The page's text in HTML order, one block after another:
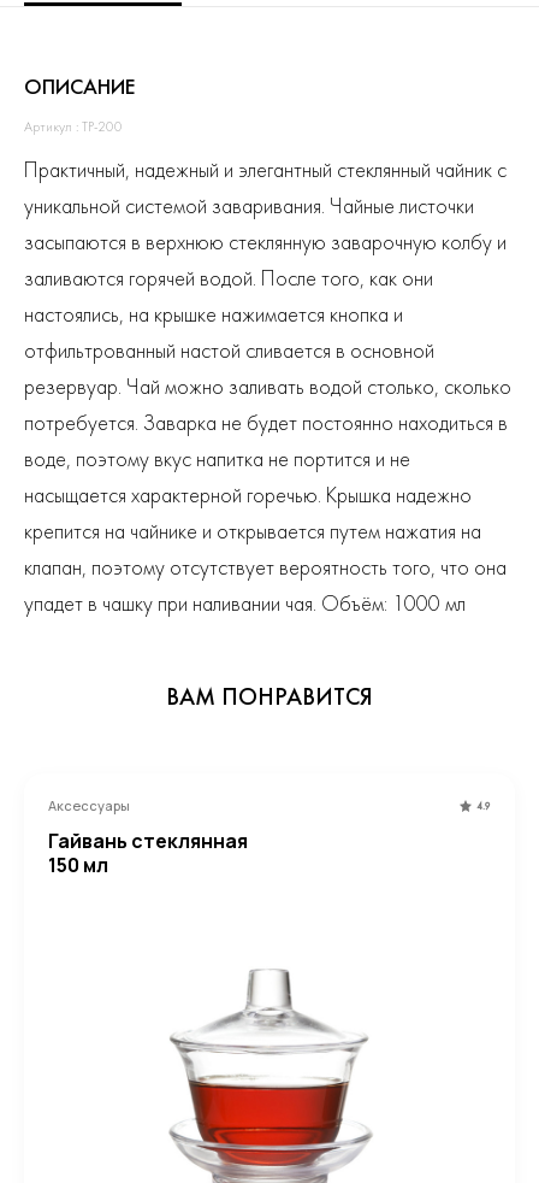
ОПИСАНИЕ
Артикул : ТР-200
Практичный, надежный и элегантный стеклянный чайник с
уникальной системой заваривания. Чайные листочки
засыпаются в верхнюю стеклянную заварочную колбу и
заливаются горячей водой. После того, как они
настоялись, на крышке нажимается кнопка и
отфильтрованный настой сливается в основной
резервуар. Чай можно заливать водой столько, сколько
потребуется. Заварка не будет постоянно находиться в
воде, поэтому вкус напитка не портится и не
насыщается характерной горечью. Крышка надежно
крепится на чайнике и открывается путем нажатия на
клапан, поэтому отсутствует вероятность того, что она
упадет в чашку при наливании чая. Объём: 1000 мл
ВАМ ПОНРАВИТСЯ
Аксессуары 4.9
Гайвань стеклянная
150 мл